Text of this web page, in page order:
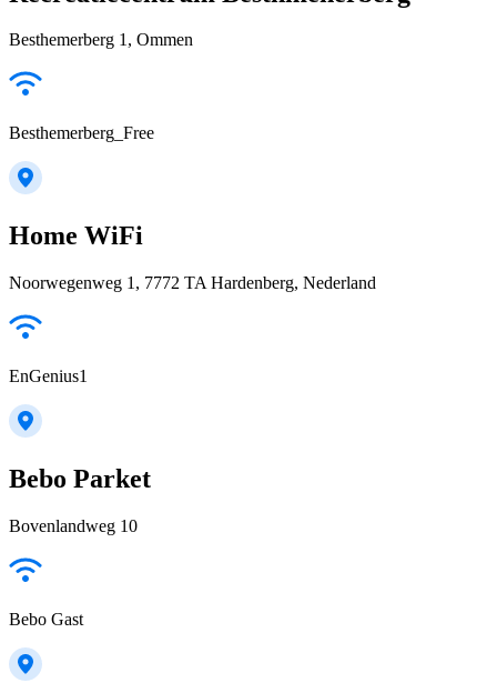
Besthemerberg 1, Ommen
Besthemerberg_Free
Home WiFi
Noorwegenweg 1, 7772 TA Hardenberg, Nederland
EnGenius1
Bebo Parket
Bovenlandweg 10
Bebo Gast